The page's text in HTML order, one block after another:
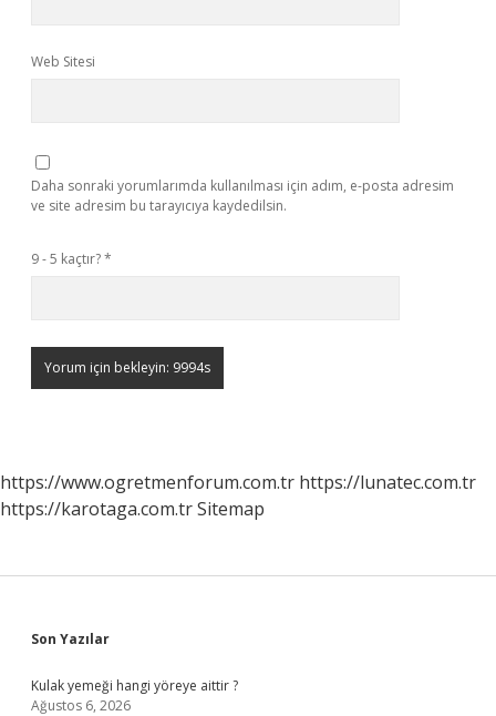
Web Sitesi
Daha sonraki yorumlarımda kullanılması için adım, e-posta adresim
ve site adresim bu tarayıcıya kaydedilsin.
9 - 5 kaçtır?*
https://www.ogretmenforum.com.tr https://lunatec.com.tr
https://karotaga.com.trSitemap
Sidebar
Son Yazılar
Kulak yemeği hangi yöreye aittir ?
Ağustos 6, 2026